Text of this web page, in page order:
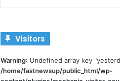
Visitors
Warning: Undefined array key
/home/fastnewsup/public_html/wp-